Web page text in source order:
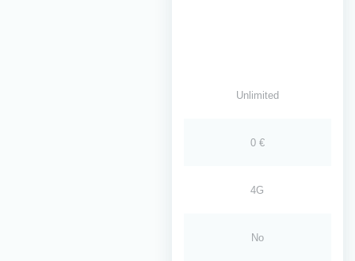
Unlimited
0 €
4G
No